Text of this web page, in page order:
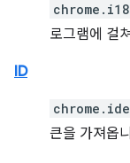
로그램에 걸
ID
큰을 가져옵